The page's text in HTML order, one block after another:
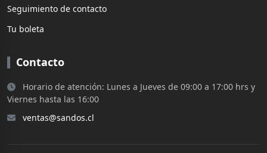
Seguimiento de contacto
Tu boleta
Contacto
Horario de atención: Lunes a Jueves de 09:00 a 17:00 hrs y
Viernes hasta las 16:00
ventas@sandos.cl